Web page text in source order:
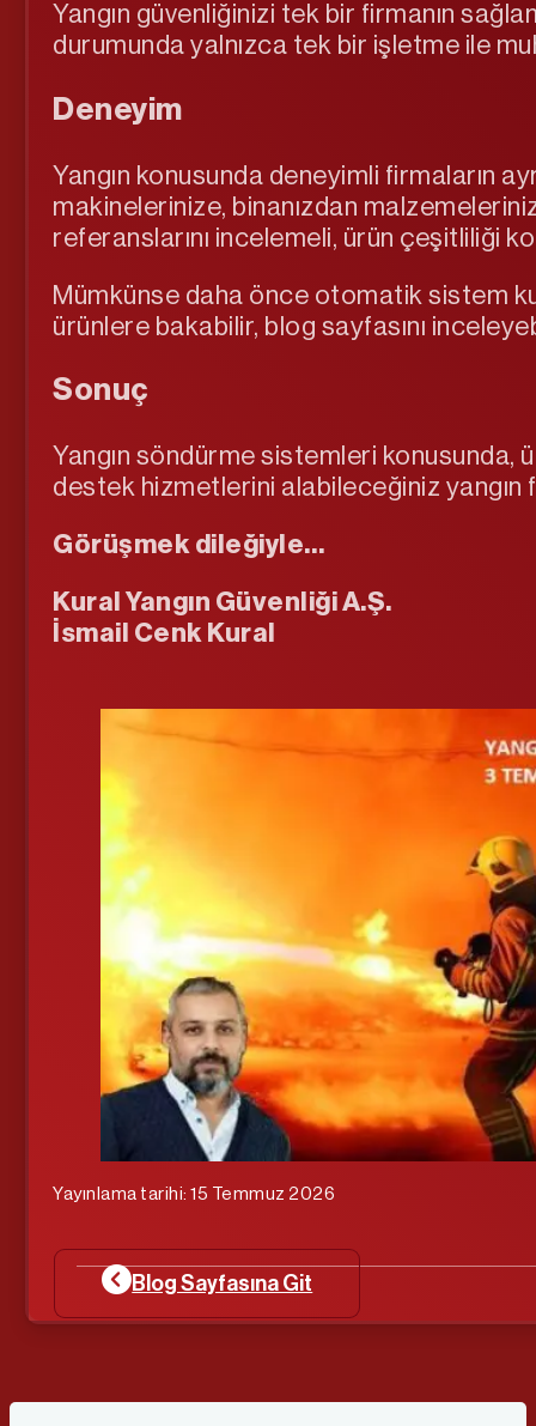
Yangın güvenliğinizi tek bir firmanın
durumunda yalnızca tek bir işletme ile
Deneyim
Yangın konusunda deneyimli firmaların
makinelerinize, binanızdan
referanslarını incelemeli, ürün çeşitliliği
Mümkünse daha önce otomatik sistem
ürünlere bakabilir, blog sayfasını
Sonuç
Yangın söndürme sistemleri konusunda,
destek hizmetlerini alabileceğiniz yangın
Görüşmek dileğiyle…
Kural Yangın Güvenliği A.Ş.
İsmail Cenk Kural
Yayınlama tarihi: 15 Temmuz 2026
Blog Sayfasına Git